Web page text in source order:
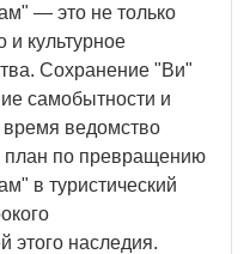
— это не только
и культурное
Сохранение "Ви"
самобытности и
ведомство
план по превращению
в туристический
этого наследия.